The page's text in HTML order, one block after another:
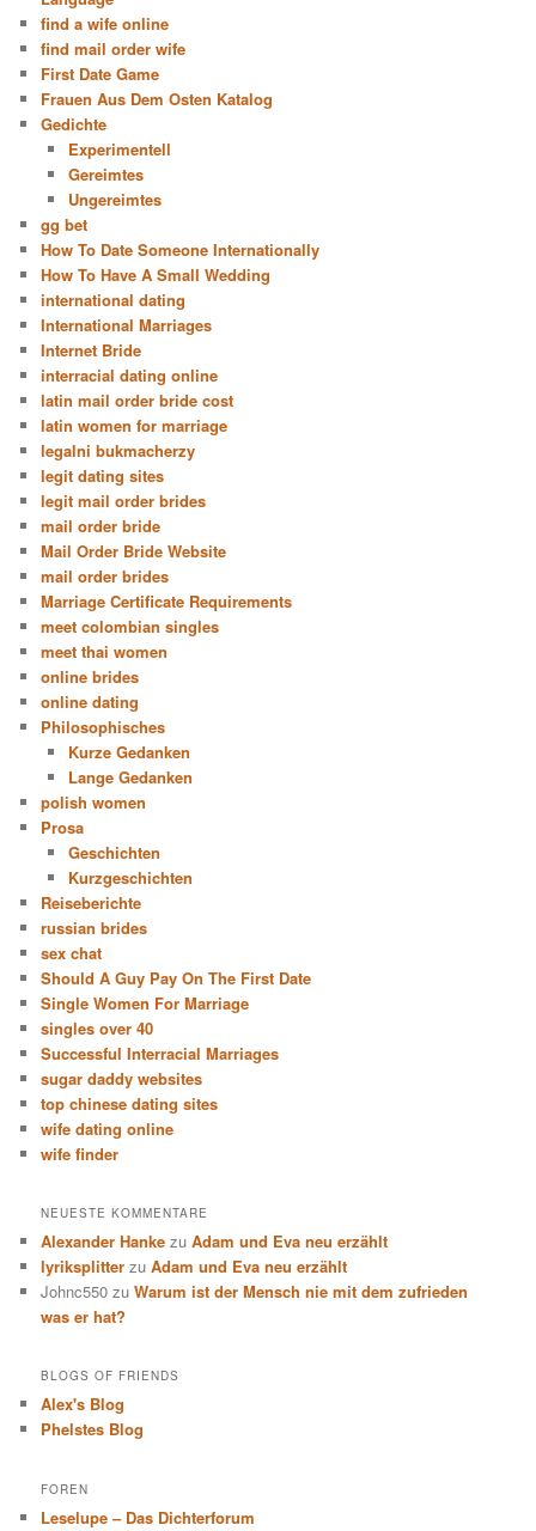
find a wife online
find mail order wife
First Date Game
Frauen Aus Dem Osten Katalog
Gedichte
Experimentell
Gereimtes
Ungereimtes
gg bet
How To Date Someone Internationally
How To Have A Small Wedding
international dating
International Marriages
Internet Bride
interracial dating online
latin mail order bride cost
latin women for marriage
legalni bukmacherzy
legit dating sites
legit mail order brides
mail order bride
Mail Order Bride Website
mail order brides
Marriage Certificate Requirements
meet colombian singles
meet thai women
online brides
online dating
Philosophisches
Kurze Gedanken
Lange Gedanken
polish women
Prosa
Geschichten
Kurzgeschichten
Reiseberichte
russian brides
sex chat
Should A Guy Pay On The First Date
Single Women For Marriage
singles over 40
Successful Interracial Marriages
sugar daddy websites
top chinese dating sites
wife dating online
wife finder
NEUESTE KOMMENTARE
Alexander Hanke zuAdam und Eva neu erzählt
lyriksplitter zuAdam und Eva neu erzählt
Johnc550 zuWarum ist der Mensch nie mit dem zufrieden
was er hat?
BLOGS OF FRIENDS
Alex's Blog
Phelstes Blog
FOREN
Leselupe – Das Dichterforum